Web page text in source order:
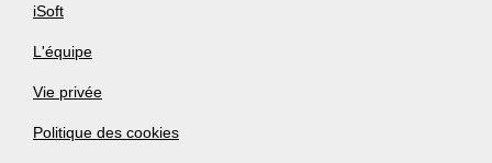
iSoft
L'équipe
Vie privée
Politique des cookies